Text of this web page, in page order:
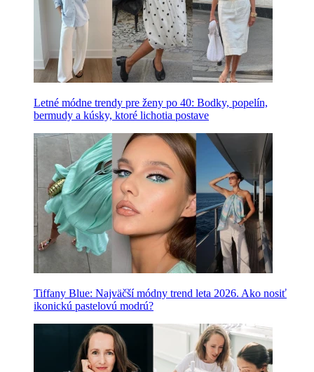
Letné módne trendy pre ženy po 40: Bodky, popelín,
bermudy a kúsky, ktoré lichotia postave
Tiffany Blue: Najväčší módny trend leta 2026. Ako nosiť
ikonickú pastelovú modrú?